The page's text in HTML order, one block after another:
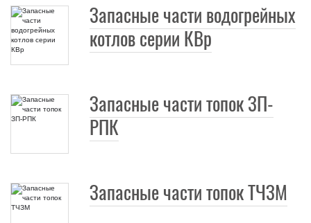
Запасные части водогрейных
котлов серии КВр
Запасные части топок ЗП-
РПК
Запасные части топок ТЧЗМ